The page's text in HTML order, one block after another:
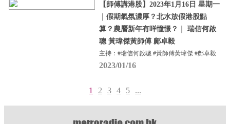
【師傅講港股】2023年1月16日 星期一
｜假期氣氛濃厚？北水放假港股點
算？農曆新年有咩憧憬？｜ 瑞信何啟
聰 黃瑋傑黃師傅 鄺卓毅
主持：#瑞信何啟聰 #黃師傅黃瑋傑 #鄺卓毅
2023/01/16
1 2 3 4 5 ...